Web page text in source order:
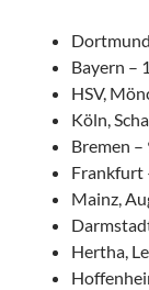
Bayern –
HSV,
Köln,
Bremen –
Frankfurt
Mainz,
Hertha,